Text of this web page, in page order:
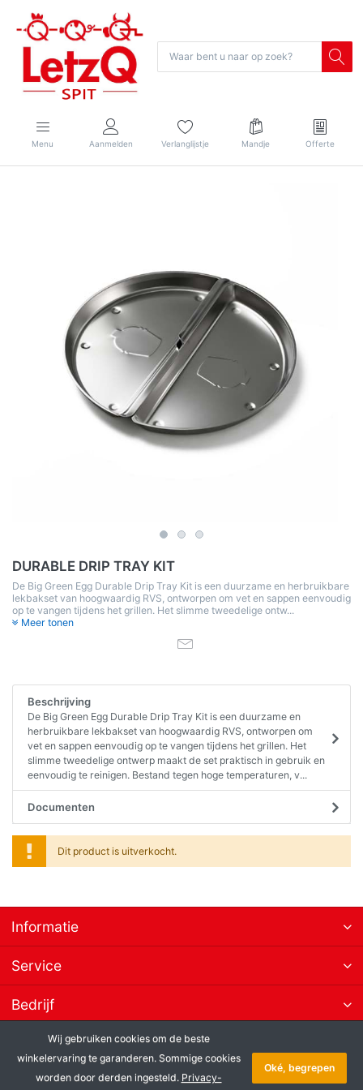
Menu Aanmelden Verlanglijstje Mandje Offerte
DURABLE DRIP TRAY KIT
De Big Green Egg Durable Drip Tray Kit is een duurzame en herbruikbare
lekbakset van hoogwaardig RVS, ontworpen om vet en sappen eenvoudig
op te vangen tijdens het grillen. Het slimme tweedelige ontw...
Meer tonen
Beschrijving
De Big Green Egg Durable Drip Tray Kit is een duurzame en
herbruikbare lekbakset van hoogwaardig RVS, ontworpen om
vet en sappen eenvoudig op te vangen tijdens het grillen. Het
slimme tweedelige ontwerp maakt de set praktisch in gebruik en
eenvoudig te reinigen. Bestand tegen hoge temperaturen, v...
Documenten
Dit product is uitverkocht.
Informatie
Service
Bedrijf
Abonneer op nieuwsbrieven
* Alle prijzen excl. btw, plus
Copyright © 2026 Letzq. Alle rechten
Wij gebruiken cookies om de beste
winkelervaring te garanderen. Sommige cookies
worden door derden ingesteld. Privacy-
Oké, begrepen